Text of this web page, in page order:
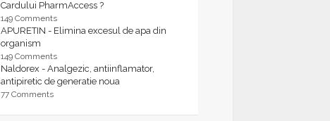
Cardului PharmAccess ?
149 Comments
APURETIN - Elimina excesul de apa din
organism
149 Comments
Naldorex - Analgezic, antiinflamator,
antipiretic de generatie noua
77 Comments